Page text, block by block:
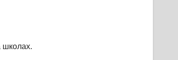
школах.